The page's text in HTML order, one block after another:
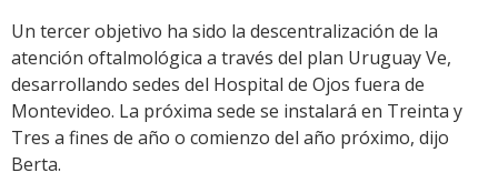
Un tercer objetivo ha sido la descentralización de la
atención oftalmológica a través del plan Uruguay Ve,
desarrollando sedes del Hospital de Ojos fuera de
Montevideo. La próxima sede se instalará en Treinta y
Tres a fines de año o comienzo del año próximo, dijo
Berta.